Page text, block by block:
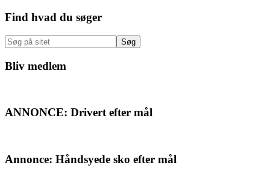
Primær
Sidebar
Find hvad du søger
Søg
på
sitet
Bliv medlem
ANNONCE: Drivert efter mål
Annonce: Håndsyede sko efter mål